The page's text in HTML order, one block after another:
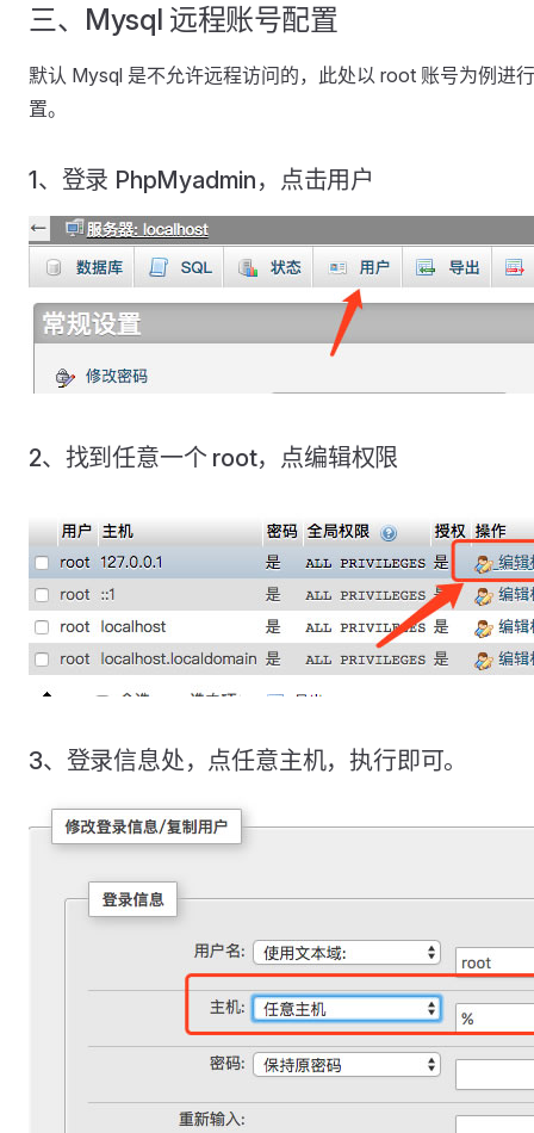
三、Mysql 远程账号配置
默认 Mysql 是不允许远程访问的，此处以 root 账号为例进
置。
1、登录 PhpMyadmin，点击用户
2、找到任意一个 root，点编辑权限
3、登录信息处，点任意主机，执行即可。